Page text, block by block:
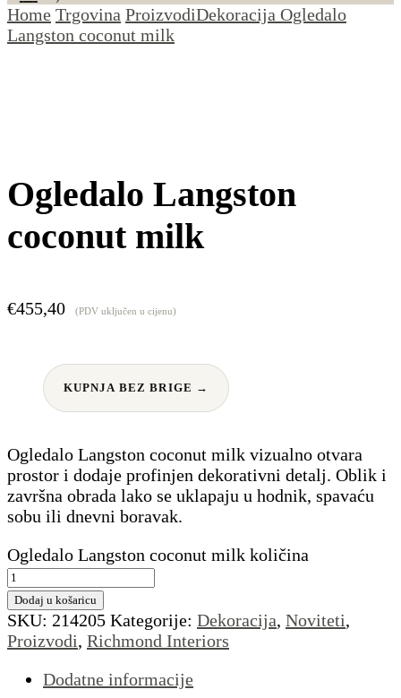
Home Trgovina ProizvodiDekoracija Ogledalo
Langston coconut milk
Ogledalo Langston
coconut milk
€455,40 (PDV uključen u cijenu)
KUPNJA BEZ BRIGE →
Ogledalo Langston coconut milk vizualno otvara
prostor i dodaje profinjen dekorativni detalj. Oblik i
završna obrada lako se uklapaju u hodnik, spavaću
sobu ili dnevni boravak.
Ogledalo Langston coconut milk količina
Dodaj u košaricu
SKU: 214205 Kategorije: Dekoracija, Noviteti,
Proizvodi, Richmond Interiors
Dodatne informacije